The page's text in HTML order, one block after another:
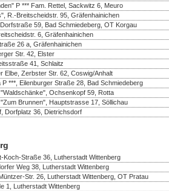
P *** Fam. Rettel, Sackwitz 6, Meuro
R.-Breitscheidstr. 95, Gräfenhainichen
59, Bad Schmiedeberg, OT Korgau
6, Gräfenhainichen
26 a, Gräfenhainichen
Str. 42, Elster
41, Schlaitz
Elbe, Zerbster Str. 62, Coswig/Anhalt
***, Eilenburger Straße 28, Bad Schmiedeberg
Ochsenkopf 59, Rotta
Brunnen", Hauptstrasse 17, Söllichau
Dorfplatz 36, Dietrichsdorf
Koch-Straße 36, Lutherstadt Wittenberg
Weg 38, Lutherstadt Wittenberg
Str. 26, Lutherstadt Wittenberg, OT Pratau
1, Lutherstadt Wittenberg